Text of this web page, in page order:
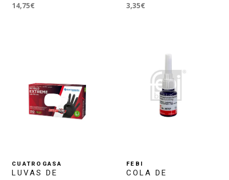
14,75€
3,35€
CUATROGASA
LUVAS DE
FEBI
COLA DE